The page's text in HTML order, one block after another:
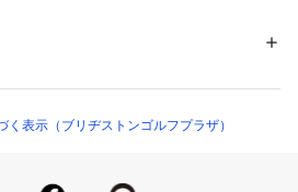
という性能が、あなたのスコアアッ
表示（ブリヂストンゴルフプラザ）